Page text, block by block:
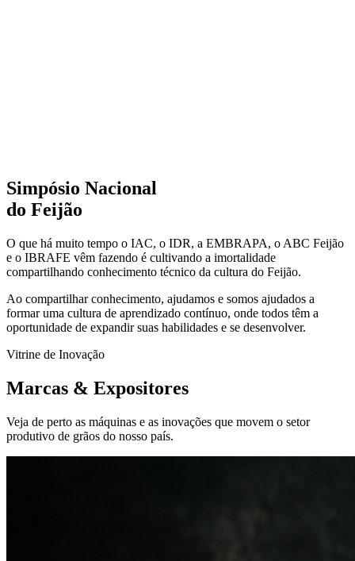
Simpósio Nacional
do Feijão
O que há muito tempo o IAC, o IDR, a EMBRAPA, o ABC Feijão
e o IBRAFE vêm fazendo é cultivando a imortalidade
compartilhando conhecimento técnico da cultura do Feijão.
Ao compartilhar conhecimento, ajudamos e somos ajudados a
formar uma cultura de aprendizado contínuo, onde todos têm a
oportunidade de expandir suas habilidades e se desenvolver.
Vitrine de Inovação
Marcas & Expositores
Veja de perto as máquinas e as inovações que movem o setor
produtivo de grãos do nosso país.